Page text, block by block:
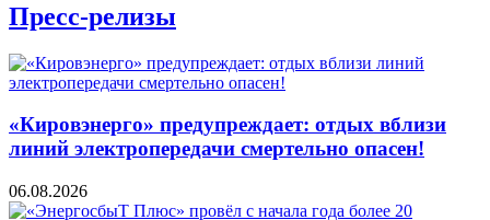
Пресс-релизы
«Кировэнерго» предупреждает: отдых вблизи
линий электропередачи смертельно опасен!
06.08.2026